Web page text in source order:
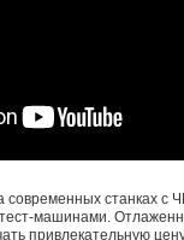
станках с
машинами.
привлекательную